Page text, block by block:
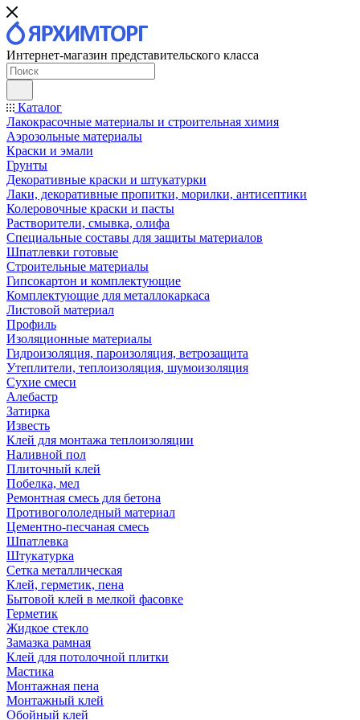
Интернет-магазин представительского класса
Каталог
Лакокрасочные материалы и строительная химия
Аэрозольные материалы
Краски и эмали
Грунты
Декоративные краски и штукатурки
Лаки, декоративные пропитки, морилки, антисептики
Колеровочные краски и пасты
Растворители, смывка, олифа
Специальные составы для защиты материалов
Шпатлевки готовые
Строительные материалы
Гипсокартон и комплектующие
Комплектующие для металлокаркаса
Листовой материал
Профиль
Изоляционные материалы
Гидроизоляция, пароизоляция, ветрозащита
Утеплители, теплоизоляция, шумоизоляция
Сухие смеси
Алебастр
Затирка
Известь
Клей для монтажа теплоизоляции
Наливной пол
Плиточный клей
Побелка, мел
Ремонтная смесь для бетона
Противогололедный материал
Цементно-песчаная смесь
Шпатлевка
Штукатурка
Сетка металлическая
Клей, герметик, пена
Бытовой клей в мелкой фасовке
Герметик
Жидкое стекло
Замазка рамная
Клей для потолочной плитки
Мастика
Монтажная пена
Монтажный клей
Обойный клей